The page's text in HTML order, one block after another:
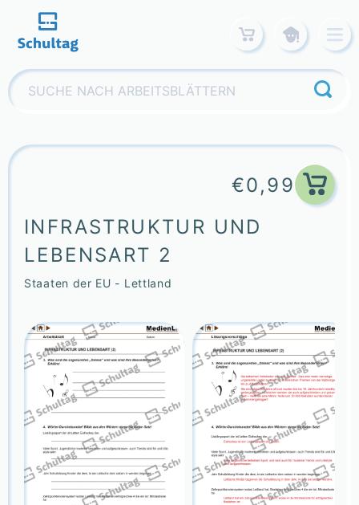
content
Suchen
nach:
€0,99
INFRASTRUKTUR UND
LEBENSART 2
Staaten der EU - Lettland